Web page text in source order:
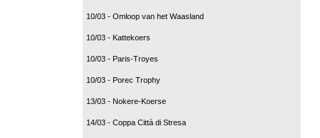
10/03 - Omloop van het Waasland
10/03 - Kattekoers
10/03 - Paris-Troyes
10/03 - Porec Trophy
13/03 - Nokere-Koerse
14/03 - Coppa Città di Stresa